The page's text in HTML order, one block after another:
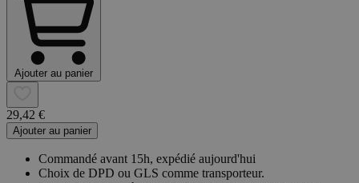
Ajouter au panier
29,42 €
Ajouter au panier
Commandé avant 15h, expédié aujourd'hui
Choix de DPD ou GLS comme transporteur.